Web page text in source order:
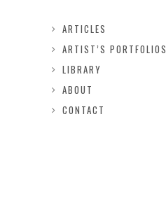
ARTICLES
ARTIST’S PORTFOLIOS
LIBRARY
ABOUT
CONTACT